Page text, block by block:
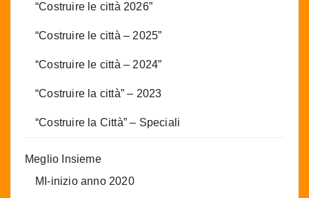
“Costruire le città 2026”
“Costruire le città – 2025”
“Costruire le città – 2024”
“Costruire la città” – 2023
“Costruire la Città” – Speciali
Meglio Insieme
MI-inizio anno 2020